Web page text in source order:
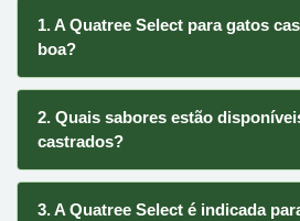
1. A Quatree Select para gatos
boa?
2. Quais sabores estão
castrados?
3. A Quatree Select é indicada